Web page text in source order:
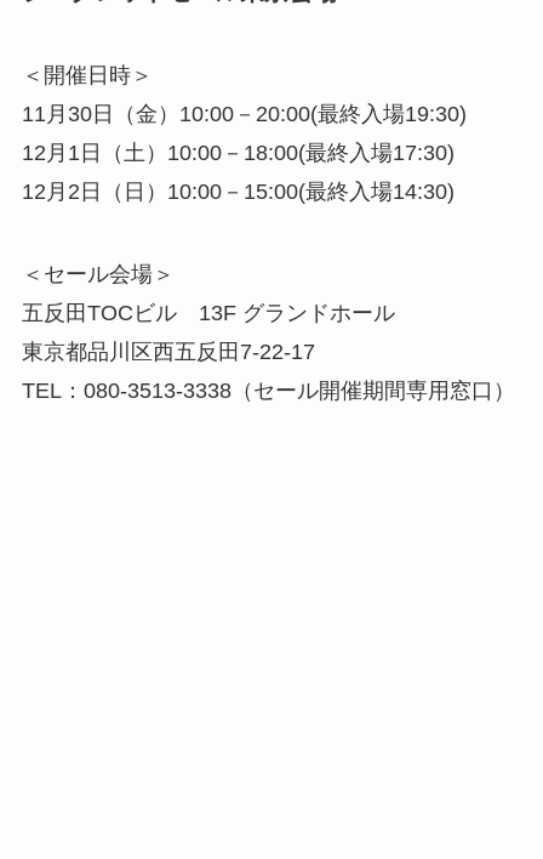
＜開催日時＞
11月30日（金）10:00－20:00(最終入場19:30)
12月1日（土）10:00－18:00(最終入場17:30)
12月2日（日）10:00－15:00(最終入場14:30)
＜セール会場＞
五反田TOCビル 13F グランドホール
東京都品川区西五反田7-22-17
TEL：080-3513-3338（セール開催期間専用窓口）